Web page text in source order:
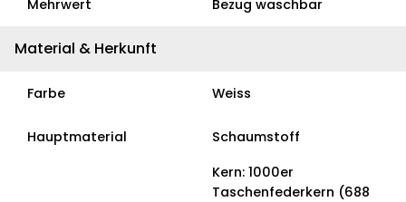
Mehrwert Bezug waschbar
Material & Herkunft
Farbe Weiss
Hauptmaterial Schaumstoff
Kern: 1000er
Taschenfederkern (688